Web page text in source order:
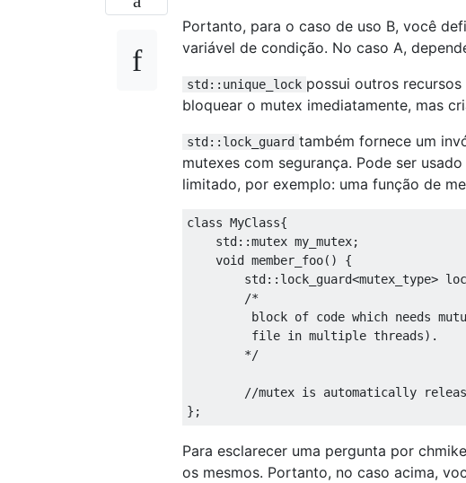
Portanto, para o caso de uso B, você
variável de condição. No caso A,
std::unique_lock possui outros
bloquear o mutex imediatamente, mas
std::lock_guard também fornece um
mutexes com segurança. Pode ser
limitado, por exemplo: uma função de
class MyClass{
    std
::mutex my_mutex;
void member_foo()
{
        std
:: lock_guard<mutex_type>
/*
block of code which needs
         file in multiple threads).
        */
//mutex is automatically
};
Para esclarecer uma pergunta por
os mesmos. Portanto, no caso acima,